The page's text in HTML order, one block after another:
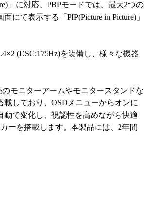
」に対応、PBPモードでは、最大2つの
にて表示する「PIP(Picture in Picture)」
(DSC:175Hz)を装備し、様々な機器
モニターアームやモニタースタンドな
しており、OSDメニューからオンに
で変化し、視認性を高めながら快適
ーを搭載します。本製品には、2年間